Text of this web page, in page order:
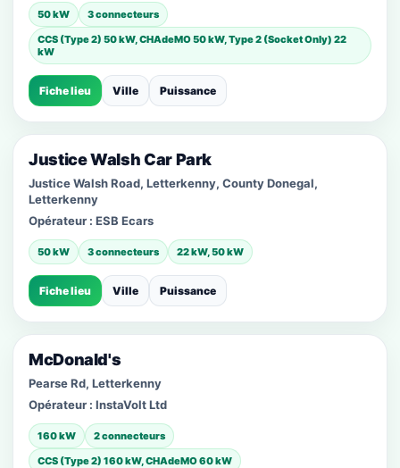
50 kW
3 connecteurs
CCS (Type 2) 50 kW, CHAdeMO 50 kW, Type 2 (Socket Only) 22
kW
Fiche lieu Ville Puissance
Justice Walsh Car Park
Justice Walsh Road, Letterkenny, County Donegal,
Letterkenny
Opérateur : ESB Ecars
50 kW 3 connecteurs 22 kW, 50 kW
Fiche lieu Ville Puissance
McDonald's
Pearse Rd, Letterkenny
Opérateur : InstaVolt Ltd
160 kW
2 connecteurs
CCS (Type 2) 160 kW, CHAdeMO 60 kW